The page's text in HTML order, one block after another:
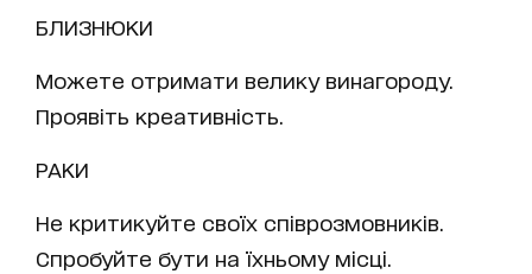
БЛИЗНЮКИ
Можете отримати велику винагороду.
Проявіть креативність.
РАКИ
Не критикуйте своїх співрозмовників.
Спробуйте бути на їхньому місці.